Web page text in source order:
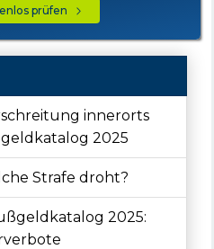
prüfen
innerorts
2025
Strafe droht?
2025: